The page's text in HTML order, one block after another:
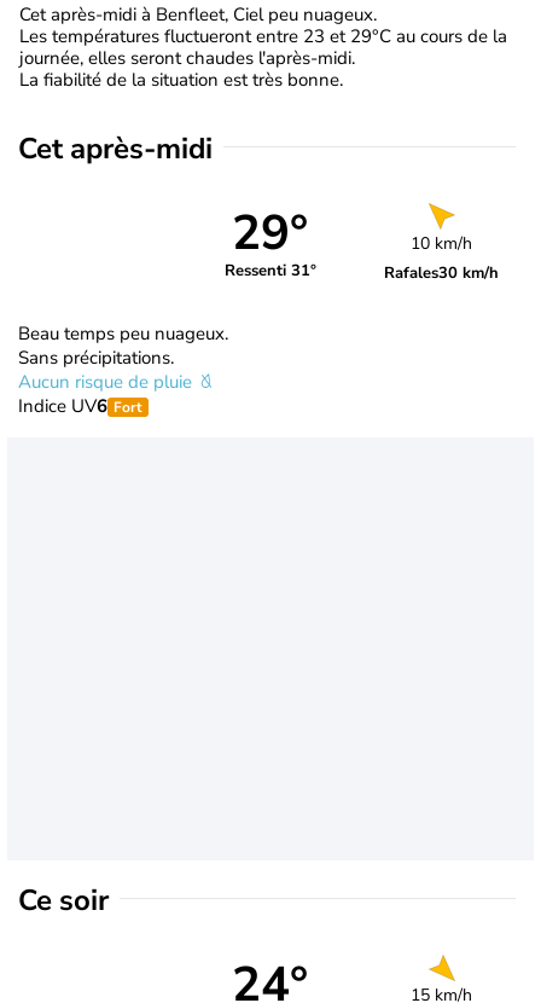
Cet après-midi à Benfleet, Ciel peu nuageux.
Les températures fluctueront entre 23 et 29°C au cours de la
journée, elles seront chaudes l'après-midi.
La fiabilité de la situation est très bonne.
Cet après-midi
29°
Ressenti 31°
10 km/h
Rafales30 km/h
Beau temps peu nuageux.
Sans précipitations.
Aucun risque de pluie
Indice UV6 Fort
Ce soir
24° 15 km/h